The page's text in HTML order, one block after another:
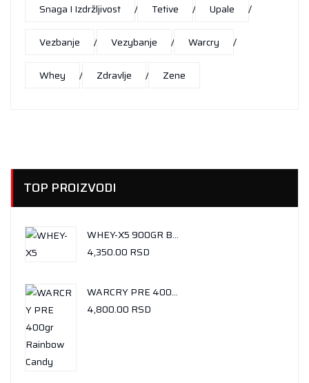
Snaga I Izdržljivost Tetive Upale
Vezbanje Vezybanje Warcry
Whey Zdravlje Zene
TOP PROIZVODI
WHEY-X5 900GR BUENO CHOCOLATE
4,350.00 RSD
WARCRY PRE 400GR RAINBOW CANDY
4,800.00 RSD